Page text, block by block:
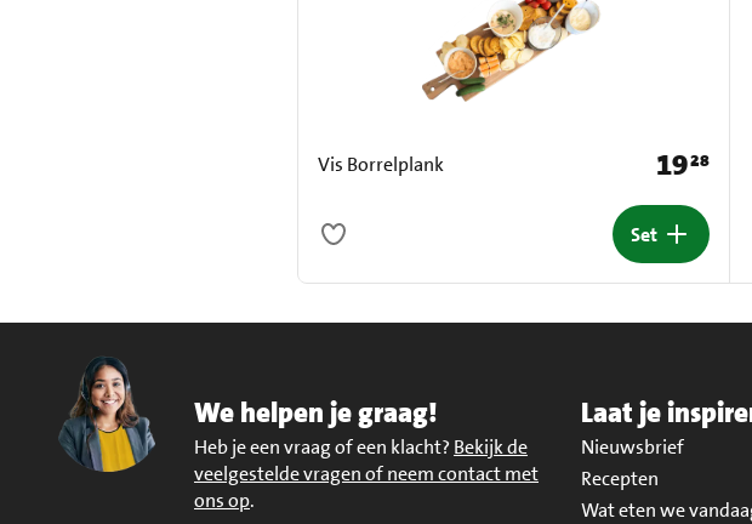
Vis Borrelplank Prijs: € 19,28
1928
Set
Set
We helpen je graag!
Heb je een vraag of een klacht? Bekijk de
veelgestelde vragen of neem contact met
ons op.
Laat je
Nieuwsbrief
Recepten
Wat eten we